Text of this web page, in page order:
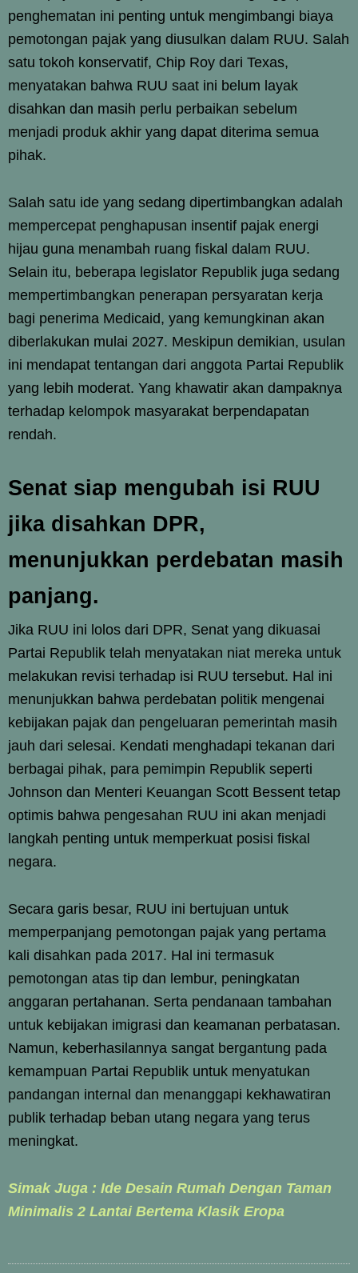
penghematan ini penting untuk mengimbangi biaya
pemotongan pajak yang diusulkan dalam RUU. Salah
satu tokoh konservatif, Chip Roy dari Texas,
menyatakan bahwa RUU saat ini belum layak
disahkan dan masih perlu perbaikan sebelum
menjadi produk akhir yang dapat diterima semua
pihak.
Salah satu ide yang sedang dipertimbangkan adalah
mempercepat penghapusan insentif pajak energi
hijau guna menambah ruang fiskal dalam RUU.
Selain itu, beberapa legislator Republik juga sedang
mempertimbangkan penerapan persyaratan kerja
bagi penerima Medicaid, yang kemungkinan akan
diberlakukan mulai 2027. Meskipun demikian, usulan
ini mendapat tentangan dari anggota Partai Republik
yang lebih moderat. Yang khawatir akan dampaknya
terhadap kelompok masyarakat berpendapatan
rendah.
Senat siap mengubah isi RUU
jika disahkan DPR,
menunjukkan perdebatan masih
panjang.
Jika RUU ini lolos dari DPR, Senat yang dikuasai
Partai Republik telah menyatakan niat mereka untuk
melakukan revisi terhadap isi RUU tersebut. Hal ini
menunjukkan bahwa perdebatan politik mengenai
kebijakan pajak dan pengeluaran pemerintah masih
jauh dari selesai. Kendati menghadapi tekanan dari
berbagai pihak, para pemimpin Republik seperti
Johnson dan Menteri Keuangan Scott Bessent tetap
optimis bahwa pengesahan RUU ini akan menjadi
langkah penting untuk memperkuat posisi fiskal
negara.
Secara garis besar, RUU ini bertujuan untuk
memperpanjang pemotongan pajak yang pertama
kali disahkan pada 2017. Hal ini termasuk
pemotongan atas tip dan lembur, peningkatan
anggaran pertahanan. Serta pendanaan tambahan
untuk kebijakan imigrasi dan keamanan perbatasan.
Namun, keberhasilannya sangat bergantung pada
kemampuan Partai Republik untuk menyatukan
pandangan internal dan menanggapi kekhawatiran
publik terhadap beban utang negara yang terus
meningkat.
Simak Juga : Ide Desain Rumah Dengan Taman
Minimalis 2 Lantai Bertema Klasik Eropa